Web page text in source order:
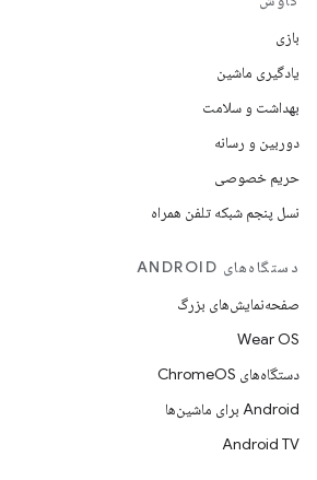
بازی
یادگیری ماشین
بهداشت و سلامت
دوربین و رسانه
حریم خصوصی
نسل پنجم شبکه تلفن همراه
دستگاه‌های ANDROID
صفحه‌نمایش‌های بزرگ
Wear OS
دستگاه‌های ChromeOS
Android برای ماشین‌ها
Android TV